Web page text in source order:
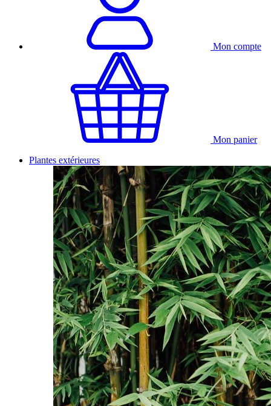
Mon compte
Mon panier
Plantes extérieures